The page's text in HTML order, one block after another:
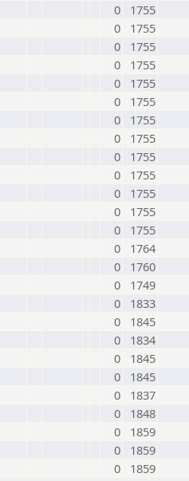
0
1755
0
1755
0
1755
0
1755
0
1755
0
1755
0
1755
0
1755
0
1755
0
1755
0
1755
0
1755
0
1755
0
1764
0
1760
0
1749
0
1833
0
1845
0
1834
0
1845
0
1845
0
1837
0
1848
0
1859
0
1859
0 1859